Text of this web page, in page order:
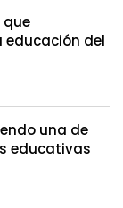
que
educación del
una de
educativas